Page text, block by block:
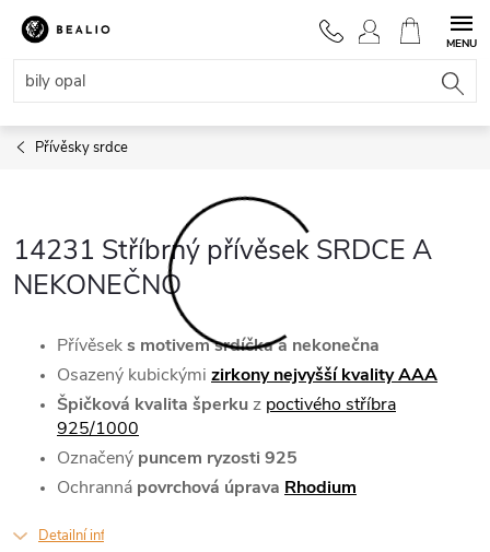
Přejít
obsah
NÁKUPNÍ
KOŠÍK
Přívěsky srdce
14231 Stříbrný přívěsek SRDCE A
NEKONEČNO
Přívěseks motivem srdíčka a nekonečna
Osazený kubickými zirkony nejvyšší kvality AAA
Špičková kvalita šperkuz poctivého stříbra
925/1000
Označený puncem ryzosti 925
Ochranná povrchová úprava Rhodium
Detailní informace